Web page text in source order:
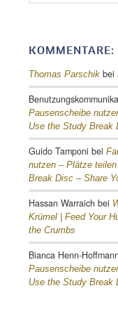
KOMMENTARE:
Thomas Parschik bei
Pausenscheibe
Use the Study Break
Guido Tamponi bei
nutzen – Plätze teilen
Break Disc – Share
Hassan Warraich bei
Krümel | Feed Your
the Crumbs
Bianca Henn-
Pausenscheibe
Use the Study Break